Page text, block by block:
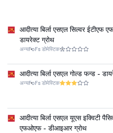
आदीत्या बिर्ला एसएल सिल्वर ईटीएफ
डायरेक्ट ग्रोथ
अन्यFoFs डोमेस्टिक
आदीत्या बिर्ला एसएल गोल्ड फन्ड -
अन्यFoFs डोमेस्टिक
आदीत्या बिर्ला एसएल यूएस इक्विटी
एफओएफ - डीआइआर ग्रोथ